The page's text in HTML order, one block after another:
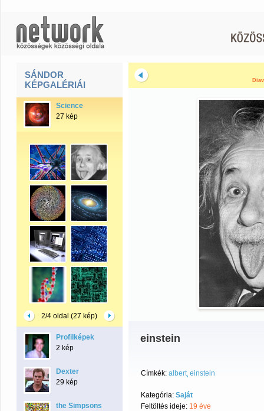
SÁNDOR
KÉPGALÉRIÁI
Science
27 kép
2/4 oldal (27 kép)
Profilképek
2 kép
Dexter
29 kép
the Simpsons
einstein
Címkék: albert einstein
Kategória: Saját
Feltöltés ideje: 19 éve